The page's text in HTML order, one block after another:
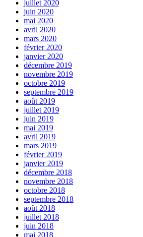
juillet 2020
juin 2020
mai 2020
avril 2020
mars 2020
février 2020
janvier 2020
décembre 2019
novembre 2019
octobre 2019
septembre 2019
août 2019
juillet 2019
juin 2019
mai 2019
avril 2019
mars 2019
février 2019
janvier 2019
décembre 2018
novembre 2018
octobre 2018
septembre 2018
août 2018
juillet 2018
juin 2018
mai 2018